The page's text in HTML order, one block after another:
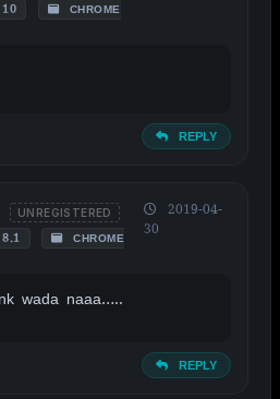
10
CHROME
REPLY
UNREGISTERED
8.1
CHROME
2019-04-
30
wada naaa…..
REPLY